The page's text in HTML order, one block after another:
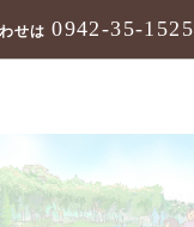
せは0942-35-1525